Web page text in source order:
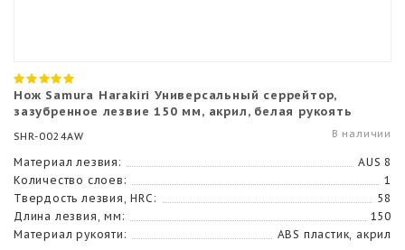
Нож Samura Harakiri Универсальный серрейтор,
зазубренное лезвие 150 мм, акрил, белая рукоять
SHR-0024AW В наличии
Материал лезвия:
AUS 8
Количество слоев:
1
Твердость лезвия, HRC:
58
Длина лезвия, мм:
150
Материал рукояти:
ABS пластик, акрил